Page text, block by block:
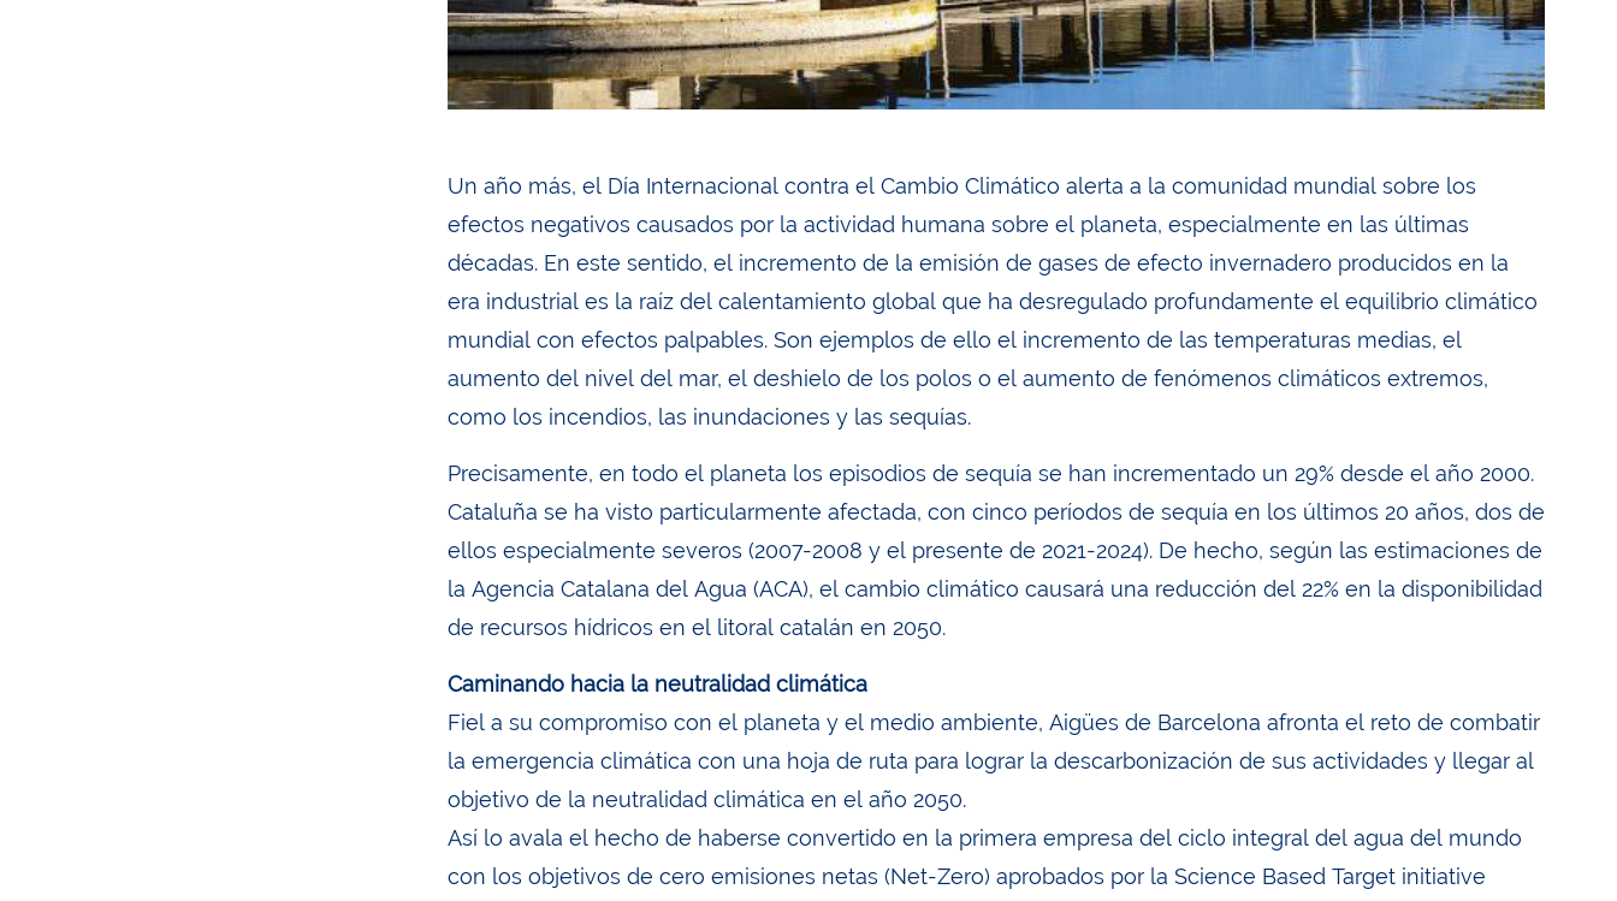
Un año más, el Día Internacional contra el Cambio Climático alerta a la comunidad mundial sobre los
efectos negativos causados por la actividad humana sobre el planeta, especialmente en las últimas
décadas. En este sentido, el incremento de la emisión de gases de efecto invernadero producidos en la
era industrial es la raíz del calentamiento global que ha desregulado profundamente el equilibrio climático
mundial con efectos palpables. Son ejemplos de ello el incremento de las temperaturas medias, el
aumento del nivel del mar, el deshielo de los polos o el aumento de fenómenos climáticos extremos,
como los incendios, las inundaciones y las sequías.
Precisamente, en todo el planeta los episodios de sequía se han incrementado un 29% desde el año 2000.
Cataluña se ha visto particularmente afectada, con cinco períodos de sequía en los últimos 20 años, dos de
ellos especialmente severos (2007-2008 y el presente de 2021-2024). De hecho, según las estimaciones de
la Agencia Catalana del Agua (ACA), el cambio climático causará una reducción del 22% en la disponibilidad
de recursos hídricos en el litoral catalán en 2050.
Caminando hacia la neutralidad climática
Fiel a su compromiso con el planeta y el medio ambiente, Aigües de Barcelona afronta el reto de combatir
la emergencia climática con una hoja de ruta para lograr la descarbonización de sus actividades y llegar al
objetivo de la neutralidad climática en el año 2050.
Así lo avala el hecho de haberse convertido en la primera empresa del ciclo integral del agua del mundo
con los objetivos de cero emisiones netas (Net-Zero) aprobados por la Science Based Target initiative